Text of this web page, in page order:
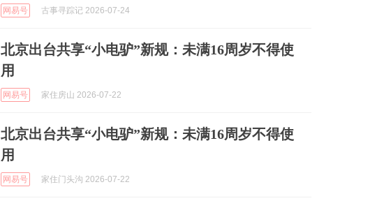
网易号 古事寻踪记 2026-07-24
北京出台共享“小电驴”新规：未满16周岁不得使
用
网易号 家住房山 2026-07-22
北京出台共享“小电驴”新规：未满16周岁不得使
用
网易号 家住门头沟 2026-07-22